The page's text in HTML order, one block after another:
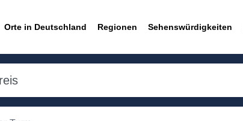
Orte in Deutschland Regionen Sehenswürdigkeiten